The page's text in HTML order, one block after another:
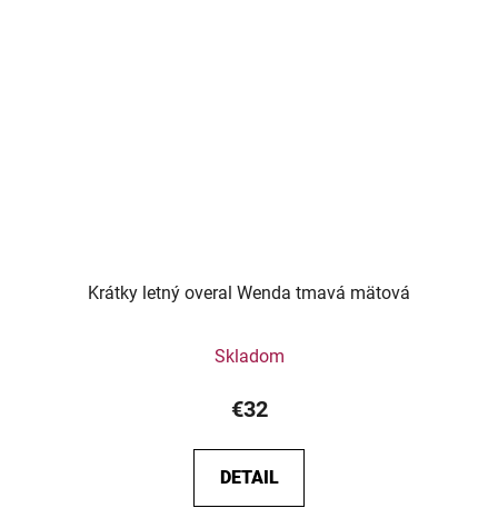
Krátky letný overal Wenda tmavá mätová
Skladom
€32
DETAIL